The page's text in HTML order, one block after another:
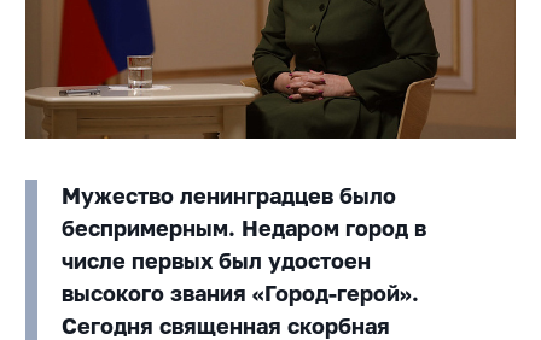
Мужество ленинградцев было
беспримерным. Недаром город в
числе первых был удостоен
высокого звания «Город-герой».
Сегодня священная скорбная